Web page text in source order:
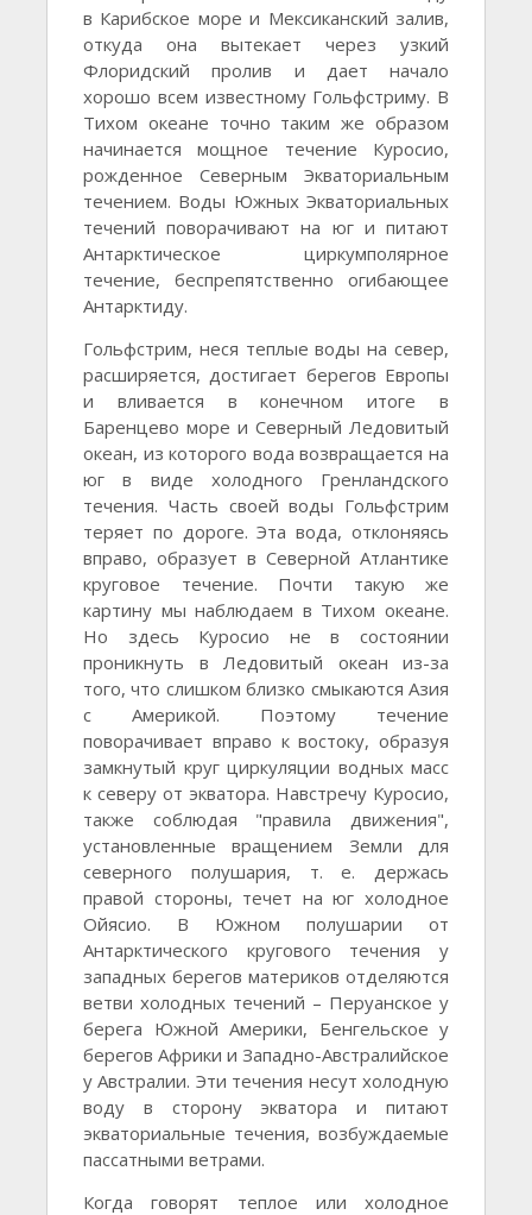
в Карибское море и Мексиканский залив,
откуда она вытекает через узкий
Флоридский пролив и дает начало
хорошо всем известному Гольфстриму. В
Тихом океане точно таким же образом
начинается мощное течение Куросио,
рожденное Северным Экваториальным
течением. Воды Южных Экваториальных
течений поворачивают на юг и питают
Антарктическое циркумполярное
течение, беспрепятственно огибающее
Антарктиду.
Гольфстрим, неся теплые воды на север,
расширяется, достигает берегов Европы
и вливается в конечном итоге в
Баренцево море и Северный Ледовитый
океан, из которого вода возвращается на
юг в виде холодного Гренландского
течения. Часть своей воды Гольфстрим
теряет по дороге. Эта вода, отклоняясь
вправо, образует в Северной Атлантике
круговое течение. Почти такую же
картину мы наблюдаем в Тихом океане.
Но здесь Куросио не в состоянии
проникнуть в Ледовитый океан из-за
того, что слишком близко смыкаются Азия
с Америкой. Поэтому течение
поворачивает вправо к востоку, образуя
замкнутый круг циркуляции водных масс
к северу от экватора. Навстречу Куросио,
также соблюдая "правила движения",
установленные вращением Земли для
северного полушария, т. е. держась
правой стороны, течет на юг холодное
Ойясио. В Южном полушарии от
Антарктического кругового течения у
западных берегов материков отделяются
ветви холодных течений – Перуанское у
берега Южной Америки, Бенгельское у
берегов Африки и Западно-Австралийское
у Австралии. Эти течения несут холодную
воду в сторону экватора и питают
экваториальные течения, возбуждаемые
пассатными ветрами.
Когда говорят теплое или холодное